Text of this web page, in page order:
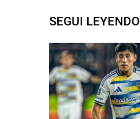
SEGUI LEYENDO